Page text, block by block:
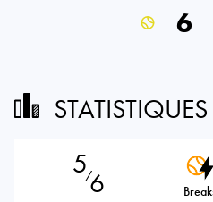
6
STATISTIQUES
5⁄6